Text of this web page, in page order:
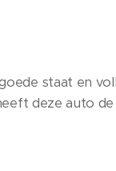
staat en
deze auto